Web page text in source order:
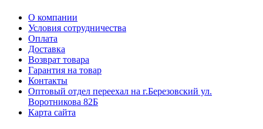
О компании
Условия сотрудничества
Оплата
Доставка
Возврат товара
Гарантия на товар
Контакты
Оптовый отдел переехал на г.Березовский ул.
Воротникова 82Б
Карта сайта